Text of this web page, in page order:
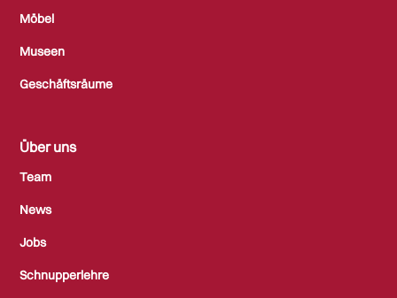
Möbel
Museen
Geschäftsräume
Über uns
Team
News
Jobs
Schnupperlehre